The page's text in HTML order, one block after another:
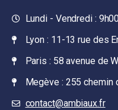
Lundi - Vendredi :
Lyon : 11-13 rue des
Paris : 58 avenue de
Megève : 255 chemin
contact@ambiaux.fr